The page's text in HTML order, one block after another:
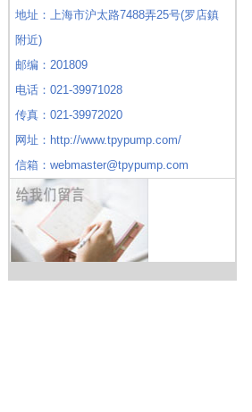
地址：上海市沪太路7488弄25号(罗店鎮
附近)
邮编：201809
电话：021-39971028
传真：021-39972020
网址：http://www.tpypump.com/
信箱：webmaster@tpypump.com